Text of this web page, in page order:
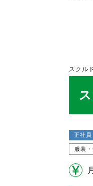
スクル
正社員
服装